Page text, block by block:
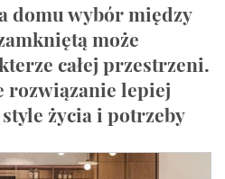
domu wybór między
może
całej przestrzeni.
rozwiązanie lepiej
życia i potrzeby